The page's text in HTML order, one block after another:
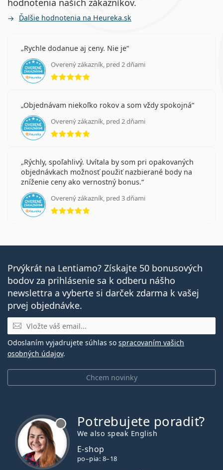
Ďalšie hodnotenia na Heureka.sk
Rychle dodanue aj ceny. Nie je
Overený zákazník, pred 2 dňami
hodnotenie 5 z 5
Objednávam niekoľko rokov a som vždy spokojná
Overený zákazník, pred 2 dňami
hodnotenie 5 z 5
Rýchly, spoľahlivý. Uvítala by som pri opakovaných
objednávkach možnosť použiť nazbierané body na
zníženie ceny ako vernostný bonus.
Overený zákazník, pred 3 dňami
hodnotenie 5 z 5
Prvýkrát na Lentiamo? Získajte 50 bonusových
bodov za prihlásenie sa k odberu nášho
newslettra a vyberte si darček zdarma k vašej
prvej objednávke.
E-mail
Chcem novinky
Odoslaním vyjadrujete súhlas so spracovaním vašich
osobných údajov.
Potrebujete poradiť?
We also speak English
E-shop
po–pia: 8–18